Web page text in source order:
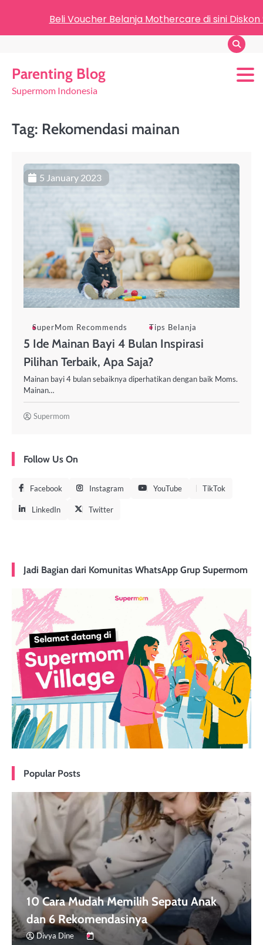
Parenting Blog
Supermom Indonesia
Tag: Rekomendasi mainan
5 January 2023
SuperMom Recommends Tips Belanja
5 Ide Mainan Bayi 4 Bulan Inspirasi
Pilihan Terbaik, Apa Saja?
Mainan bayi 4 bulan sebaiknya diperhatikan dengan baik Moms.
Mainan…
Supermom
Follow Us On
Facebook Instagram YouTube TikTok
LinkedIn Twitter
Jadi Bagian dari Komunitas WhatsApp Grup Supermom
Popular Posts
10 Cara Mudah Memilih Sepatu Anak
dan 6 Rekomendasinya
Divya Dine
Beli Voucher Belanja Mothercare di sini Diskon